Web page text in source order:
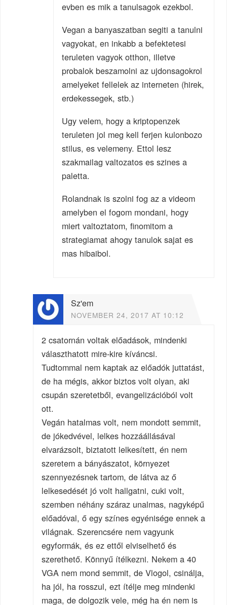
evben es mik a tanulsagok ezekbol.
Vegan a banyaszatban segiti a tanulni
vagyokat, en inkabb a befektetesi
teruleten vagyok otthon, illetve
probalok beszamolni az ujdonsagokrol
amelyeket fellelek az interneten (hirek,
erdekessegek, stb.)
Ugy velem, hogy a kriptopenzek
teruleten jol meg kell ferjen kulonbozo
stilus, es velemeny. Ettol lesz
szakmailag valtozatos es szines a
paletta.
Rolandnak is szolni fog az a videom
amelyben el fogom mondani, hogy
miert valtoztatom, finomitom a
strategiamat ahogy tanulok sajat es
mas hibaibol.
Sz'em
NOVEMBER 24, 2017 AT 10:12
2 csatornán voltak előadások, mindenki
választhatott mire-kire kíváncsi.
Tudtommal nem kaptak az előadók juttatást,
de ha mégis, akkor biztos volt olyan, aki
csupán szeretetből, evangelizációból volt
ott.
Vegán hatalmas volt, nem mondott semmit,
de jókedvével, lelkes hozzáállásával
elvarázsolt, biztatott lelkesített, én nem
szeretem a bányászatot, környezet
szennyezésnek tartom, de látva az ő
lelkesedését jó volt hallgatni, cuki volt,
szemben néhány száraz unalmas, nagyképű
előadóval, ő egy színes egyénisége ennek a
világnak. Szerencsére nem vagyunk
egyformák, és ez ettől elviselhető és
szerethető. Könnyű ítélkezni. Nekem a 40
VGA nem mond semmit, de Vlogol, csinálja,
ha jól, ha rosszul, ezt ítélje meg mindenki
maga, de dolgozik vele, még ha én nem is